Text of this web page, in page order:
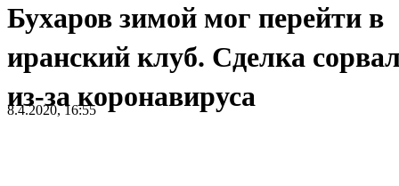
Бухаров зимой мог перейти в
иранский клуб. Сделка
из-за коронавируса
8.4.2020, 16:55